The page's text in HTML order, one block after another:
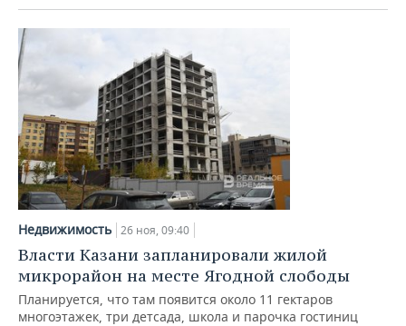
Недвижимость 26 ноя, 09:40
Власти Казани запланировали жилой
микрорайон на месте Ягодной слободы
Планируется, что там появится около 11 гектаров
многоэтажек, три детсада, школа и парочка гостиниц